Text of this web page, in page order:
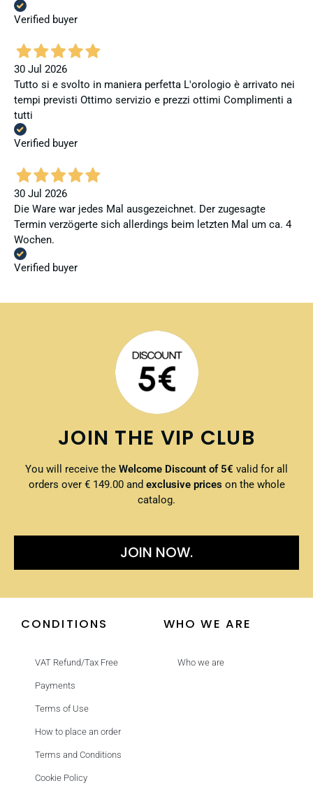
Verified buyer
30 Jul 2026
Tutto si e svolto in maniera perfetta L'orologio è arrivato nei
tempi previsti Ottimo servizio e prezzi ottimi Complimenti a
tutti
Verified buyer
30 Jul 2026
Die Ware war jedes Mal ausgezeichnet. Der zugesagte
Termin verzögerte sich allerdings beim letzten Mal um ca. 4
Wochen.
Verified buyer
JOIN THE VIP CLUB
You will receive the Welcome Discount of 5€ valid for all
orders over € 149.00 and exclusive prices on the whole
catalog.
JOIN NOW.
CONDITIONS
VAT Refund/Tax Free
Payments
Terms of Use
How to place an order
Terms and Conditions
Cookie Policy
WHO WE ARE
Who we are